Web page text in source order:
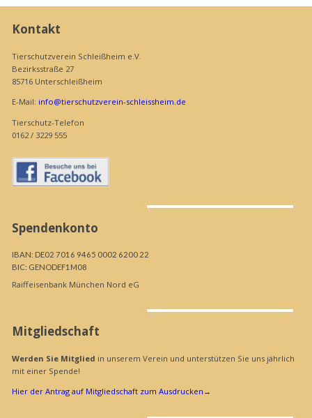
Kontakt
Tierschutzverein Schleißheim e.V.
Bezirksstraße 27
85716 Unterschleißheim
E-Mail: info@tierschutzverein-schleissheim.de
Tierschutz-Telefon
0162 / 3229 555
Spendenkonto
IBAN: DE02 7016 9465 0002 6200 22
BIC: GENODEF1M08
Raiffeisenbank München Nord eG
Mitgliedschaft
Werden Sie Mitglied in unserem Verein und unterstützen Sie uns jährlich
mit einer Spende!
Hier der Antrag auf Mitgliedschaft zum Ausdrucken →